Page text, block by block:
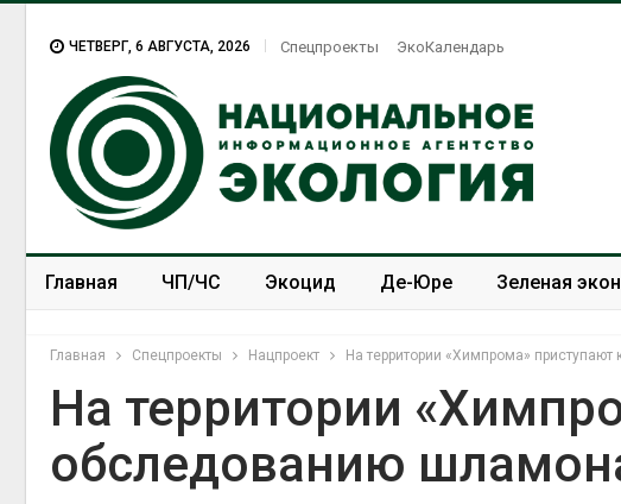
ЧЕТВЕРГ, 6 АВГУСТА, 2026 Спецпроекты ЭкоКалендарь
Главная ЧП/ЧС Экоцид Де-Юре Зеленая
Главная Спецпроекты Нацпроект На территории «Химпрома»
На территории
обследованию